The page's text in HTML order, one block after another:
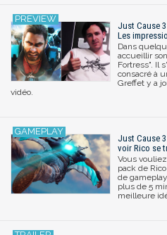
Just Cause
Les
Dans
accueillir
Fortress". Il
consacré à
Greffet y a
vidéo.
Just Cause
voir Rico se
Vous
pack de
de
plus de 5
meilleure